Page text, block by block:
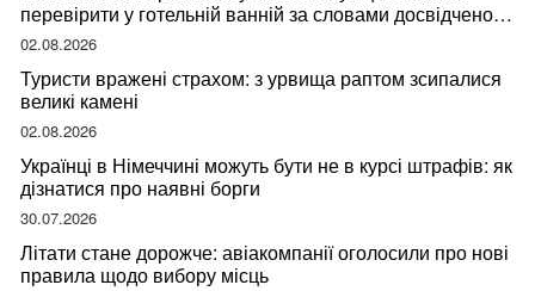
перевірити у готельній ванній за словами досвідченої
мандрівниці
02.08.2026
Туристи вражені страхом: з урвища раптом зсипалися
великі камені
02.08.2026
Українці в Німеччині можуть бути не в курсі штрафів: як
дізнатися про наявні борги
30.07.2026
Літати стане дорожче: авіакомпанії оголосили про нові
правила щодо вибору місць